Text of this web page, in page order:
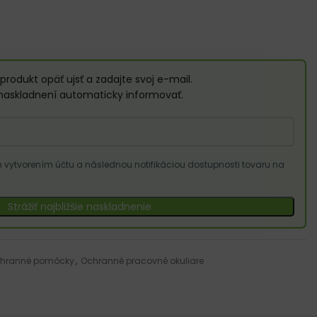
opäť ujsť a zadajte svoj e-mail.
automaticky informovať.
účtu a následnou notifikáciou dostupnosti tovaru na
Strážiť najbližšie naskladnenie
pomôcky , Ochranné pracovné okuliare